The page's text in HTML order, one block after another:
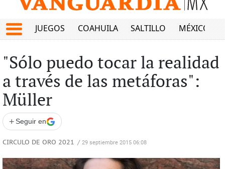
JUEGOS COAHUILA SALTILLO MÉXICO
"Sólo puedo tocar la realidad
a través de las metáforas":
Müller
+ Seguir en
CIRCULO DE ORO 2021 / 29 septiembre 2015 06:08